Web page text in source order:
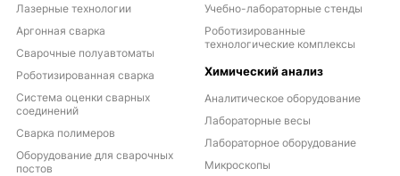
Лазерные технологии
Аргонная сварка
Сварочные полуавтоматы
Роботизированная сварка
Система оценки сварных
соединений
Сварка полимеров
Оборудование для сварочных
постов
Учебно-лабораторные стенды
Роботизированные
технологические комплексы
Химический анализ
Аналитическое оборудование
Лабораторные весы
Лабораторное оборудование
Микроскопы